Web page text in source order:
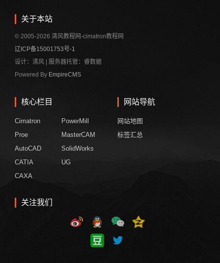
关于本站
© 2005-2026 清风教程网-cimatron教程网
辽ICP备15001753号-1
设计：清风 | 服务器托管：睿数据
Powered By EmpireCMS
核心栏目
Cimatron
Proe
AutoCAD
CATIA
CAXA
PowerMill
MasterCAM
SolidWorks
UG
网站导航
网站地图
标签汇总
关注我们